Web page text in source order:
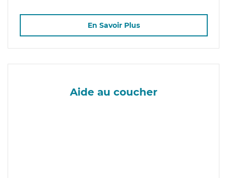
En Savoir Plus
Aide au coucher